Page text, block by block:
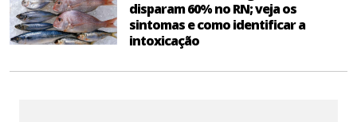
disparam 60% no RN; veja os
sintomas e como identificar a
intoxicação